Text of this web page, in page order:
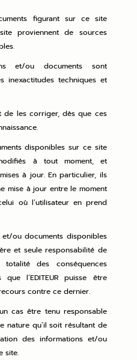
figurant sur ce site
proviennent de sources
et/ou documents sont
inexactitudes techniques et
de les corriger, dès que ces
disponibles sur ce site
à tout moment, et
à jour. En particulier, ils
mise à jour entre le moment
où l’utilisateur en prend
et/ou documents disponibles
et seule responsabilité de
totalité des conséquences
l’EDITEUR puisse être
contre ce dernier.
cas être tenu responsable
nature qu’il soit résultant de
des informations et/ou
site.